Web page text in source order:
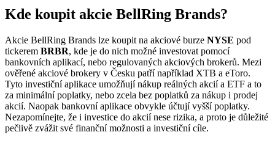
Kde koupit akcie BellRing Brands?
Akcie BellRing Brands lze koupit na akciové burze NYSE pod
tickerem BRBR, kde je do nich možné investovat pomocí
bankovních aplikací, nebo regulovaných akciových brokerů. Mezi
ověřené akciové brokery v Česku patří například XTB a eToro.
Tyto investiční aplikace umožňují nákup reálných akcií a ETF a to
za minimální poplatky, nebo zcela bez poplatků za nákup i prodej
akcií. Naopak bankovní aplikace obvykle účtují vyšší poplatky.
Nezapomínejte, že i investice do akcií nese rizika, a proto je důležité
pečlivě zvážit své finanční možnosti a investiční cíle.